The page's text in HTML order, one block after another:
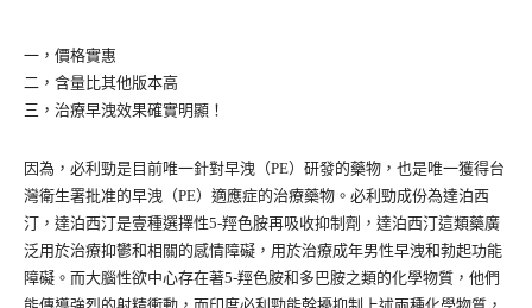
一，價格實惠
二，含量比其他版本高
三，治療早洩效果確實明顯！
因為，必利勁是目前唯一針對早洩（PE）研發的藥物，也是唯一獲得台
灣衛生署批准的早洩（PE）適應症的治療藥物。必利勁成份為達泊西
汀，達泊西汀是壹種選擇性5-羥色胺再吸收抑制劑，達泊西汀這類藥廣
泛用於治療抑鬱和相關的感情障礙，用於治療成年男性早洩和勃起功能
障礙。而大腦性欲中心存在著5-羥色胺和多巴胺之類的化學物質，他們